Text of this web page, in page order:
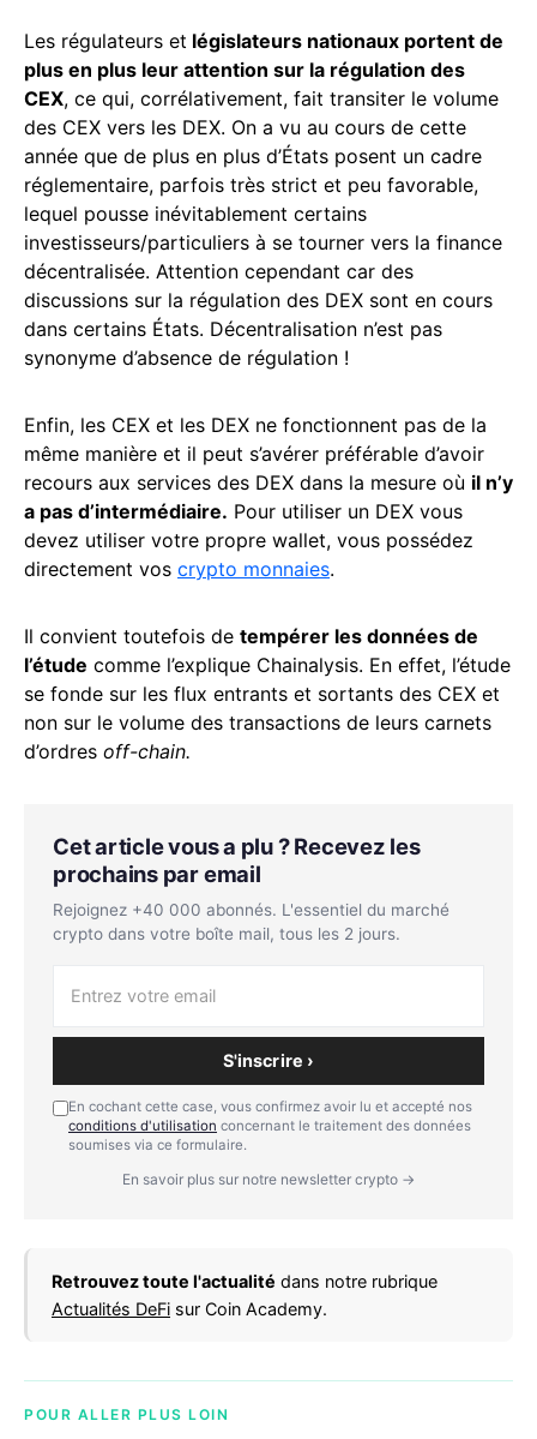
Les régulateurs et législateurs nationaux portent de
plus en plus leur attention sur la régulation des
CEX, ce qui, corrélativement, fait transiter le volume
des CEX vers les DEX. On a vu au cours de cette
année que de plus en plus d’États posent un cadre
réglementaire, parfois très strict et peu favorable,
lequel pousse inévitablement certains
investisseurs/particuliers à se tourner vers la finance
décentralisée. Attention cependant car des
discussions sur la régulation des DEX sont en cours
dans certains États. Décentralisation n’est pas
synonyme d’absence de régulation !
Enfin, les CEX et les DEX ne fonctionnent pas de la
même manière et il peut s’avérer préférable d’avoir
recours aux services des DEX dans la mesure où il n’y
a pas d’intermédiaire. Pour utiliser un DEX vous
devez utiliser votre propre wallet, vous possédez
directement vos crypto monnaies.
Il convient toutefois de tempérer les données de
l’étude comme l’explique Chainalysis. En effet, l’étude
se fonde sur les flux entrants et sortants des CEX et
non sur le volume des transactions de leurs carnets
d’ordres off-chain.
Cet article vous a plu ? Recevez les
prochains par email
Rejoignez +40 000 abonnés. L'essentiel du marché
crypto dans votre boîte mail, tous les 2 jours.
S'inscrire ›
En cochant cette case, vous confirmez avoir lu et accepté nos
conditions d'utilisation concernant le traitement des données
soumises via ce formulaire.
En savoir plus sur notre newsletter crypto →
Retrouvez toute l'actualité dans notre rubrique
Actualités DeFi sur Coin Academy.
POUR ALLER PLUS LOIN